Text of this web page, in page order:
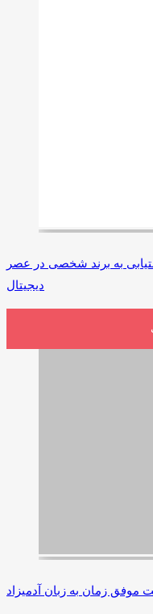
به برند شخصی در عصر
دیجیتال
موفق زمان به زبان آدمیزاد